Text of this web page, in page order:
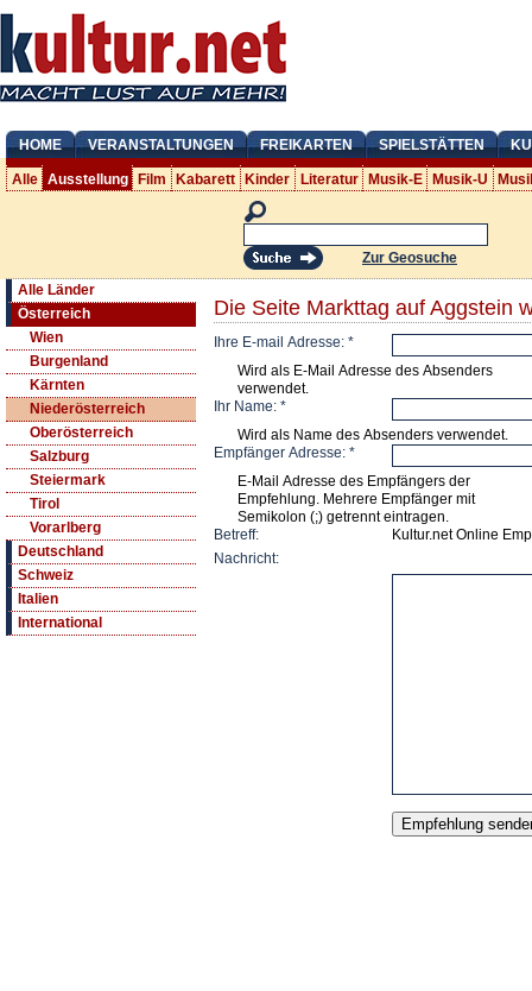
HOME VERANSTALTUNGEN FREIKARTEN SPIELSTÄTTEN
Alle Ausstellung Film Kabarett Kinder Literatur Musik-E Musik-U
Zur Geosuche
Alle Länder
Österreich
Wien
Burgenland
Kärnten
Niederösterreich
Oberösterreich
Salzburg
Steiermark
Tirol
Vorarlberg
Deutschland
Schweiz
Italien
International
Die Seite Markttag auf Aggstein
Ihre E-mail Adresse: *
Wird als E-Mail Adresse des Absenders
verwendet.
Ihr Name: *
Wird als Name des Absenders verwendet.
Empfänger Adresse: *
E-Mail Adresse des Empfängers der
Empfehlung. Mehrere Empfänger mit
Semikolon (;) getrennt eintragen.
Betreff:
Kultur.net Online
Nachricht: